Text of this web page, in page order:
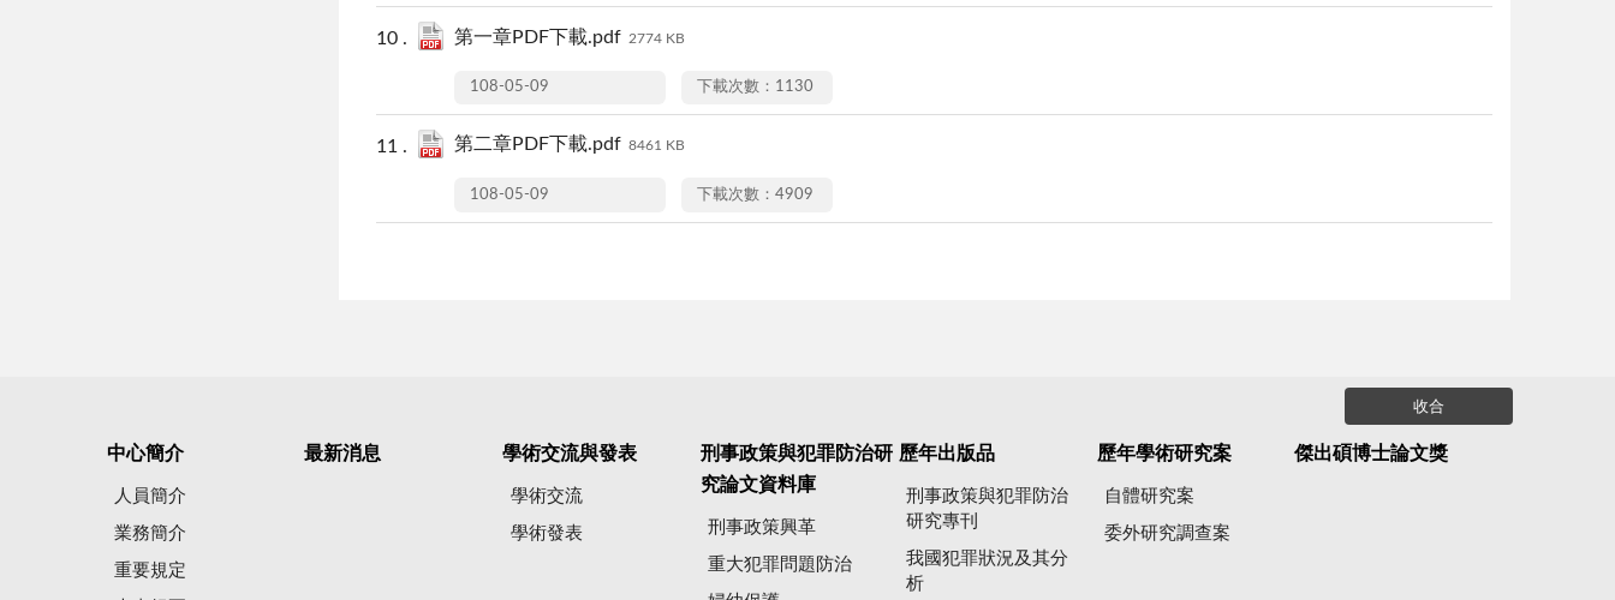
第一章PDF下載.pdf 2774 KB
108-05-09 下載次數：1130
第二章PDF下載.pdf 8461 KB
108-05-09 下載次數：4909
收合
中心簡介
人員簡介
業務簡介
重要規定
最新消息 學術交流與發表
學術交流
學術發表
刑事政策與犯罪防治研
究論文資料庫
刑事政策興革
重大犯罪問題防治
歷年出版品
刑事政策與犯罪防治
研究專刊
我國犯罪狀況及其分
析
歷年學術研究案
自體研究案
委外研究調查案
傑出碩博士論文獎